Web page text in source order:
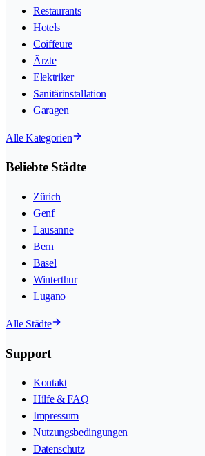
Restaurants
Hotels
Coiffeure
Ärzte
Elektriker
Sanitärinstallation
Garagen
Alle Kategorien
Beliebte Städte
Zürich
Genf
Lausanne
Bern
Basel
Winterthur
Lugano
Alle Städte
Support
Kontakt
Hilfe & FAQ
Impressum
Nutzungsbedingungen
Datenschutz